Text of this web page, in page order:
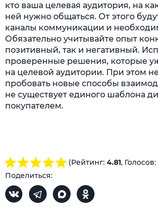
кто ваша целевая аудитория, на
ней нужно общаться. От этого
каналы коммуникации и
Обязательно учитывайте опыт
позитивный, так и негативный.
проверенные решения, которые
на целевой аудитории. При этом
пробовать новые способы
не существует единого шаблона
покупателем.
(Рейтинг: 4.81, Голосов:
Поделиться: